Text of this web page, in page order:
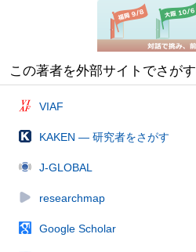
この著者を外部サイトでさがす
VIAF
KAKEN — 研究者をさがす
J-GLOBAL
researchmap
Google Scholar